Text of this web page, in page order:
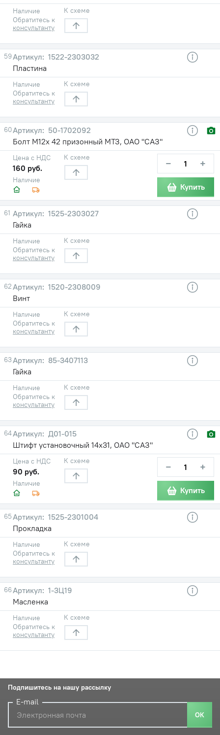
Наличие
Обратитесь к
консультанту
К схеме
59
1522-2303032
Пластина
Наличие
Обратитесь к
консультанту
К схеме
60
50-1702092
Болт М12х 42 призонный МТЗ, ОАО "САЗ"
Наличие
Цена с НДС
160 руб.
К схеме − +
Купить
61
1525-2303027
Гайка
Наличие
Обратитесь к
консультанту
К схеме
62
1520-2308009
Винт
Наличие
Обратитесь к
консультанту
К схеме
63
85-3407113
Гайка
Наличие
Обратитесь к
консультанту
К схеме
64
Д01-015
Штифт установочный 14х31, ОАО "САЗ"
Наличие
Цена с НДС
90 руб.
К схеме − +
Купить
65
1525-2301004
Прокладка
Наличие
Обратитесь к
консультанту
К схеме
66
1-3Ц19
Масленка
Наличие
Обратитесь к
консультанту
К схеме
Подпишитесь на нашу рассылку
E-mail
ОК